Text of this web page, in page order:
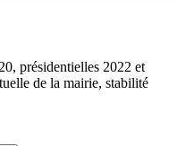
présidentielles 2022 et
de la mairie, stabilité